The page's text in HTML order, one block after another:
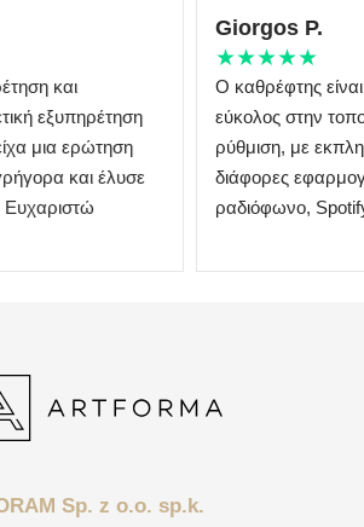
και
εξυπηρέτηση
μια ερώτηση
και έλυσε
Giorgos P.
★★★★★
Ο καθρέφτης
εύκολος στην
ρύθμιση, με
διάφορες
ραδιόφωνο,
Sp. z o.o. sp.k.